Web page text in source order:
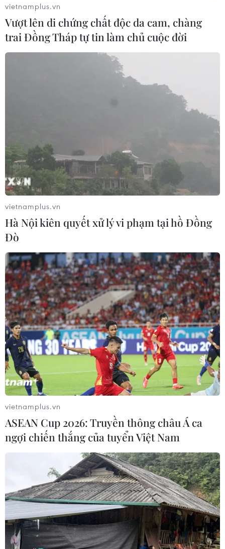
TIN CÙNG CHUYÊN MỤC
Chủ sân Azteca lỗ hơn 47 triệu USD vì
World Cup 2026
vietnamplus.vn
Vượt lên di chứng chất độc da cam, chàng
trai Đồng Tháp tự tin làm chủ cuộc đời
vietnamplus.vn
Hà Nội kiên quyết xử lý vi phạm tại hồ Đồng
Đò
vietnamplus.vn
ASEAN Cup 2026: Truyền thông châu Á ca
ngợi chiến thắng của tuyển Việt Nam